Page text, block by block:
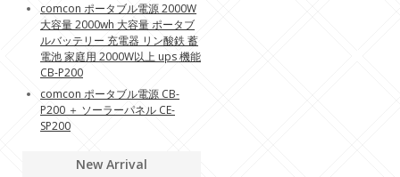
comcon ポータブル電源 2000W
大容量 2000wh 大容量 ポータブ
ルバッテリー 充電器 リン酸鉄 蓄
電池 家庭用 2000W以上 ups 機能
CB-P200
comcon ポータブル電源 CB-
P200 ＋ ソーラーパネル CE-
SP200
New Arrival